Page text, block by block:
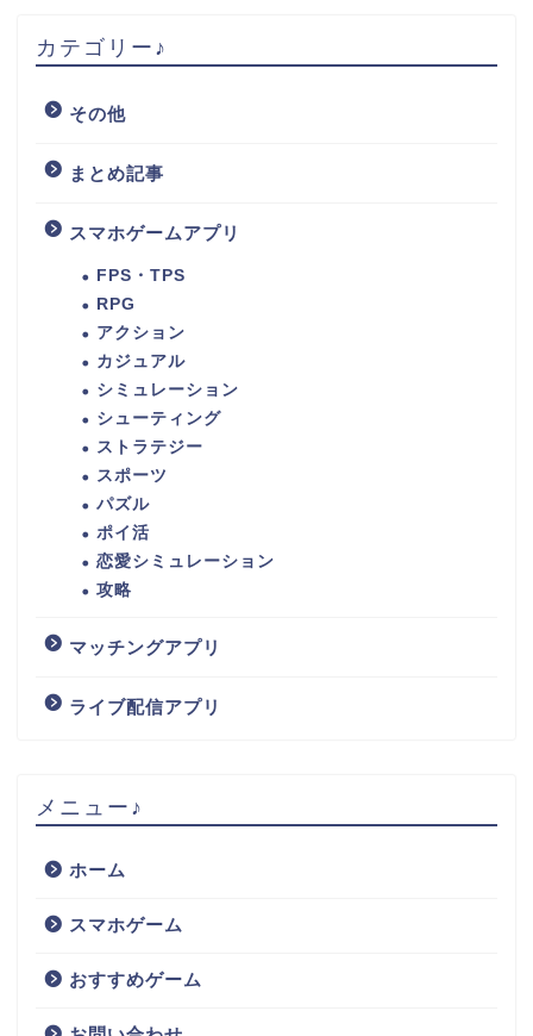
カテゴリー♪
その他
まとめ記事
スマホゲームアプリ
FPS・TPS
RPG
アクション
カジュアル
シミュレーション
シューティング
ストラテジー
スポーツ
パズル
ポイ活
恋愛シミュレーション
攻略
マッチングアプリ
ライブ配信アプリ
メニュー♪
ホーム
スマホゲーム
おすすめゲーム